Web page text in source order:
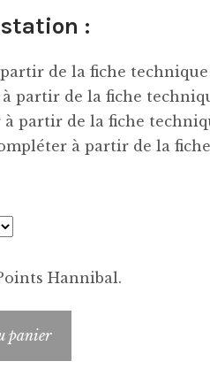
:
de la fiche
partir de la fiche
à partir de la fiche
à partir de la
Hannibal.
panier